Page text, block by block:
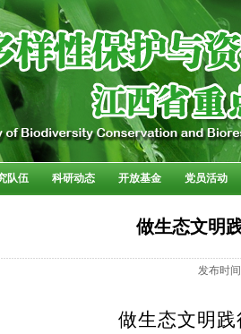
队伍 科研动态 开放基金 党员活动
做生态文明
发布时
做生态文明